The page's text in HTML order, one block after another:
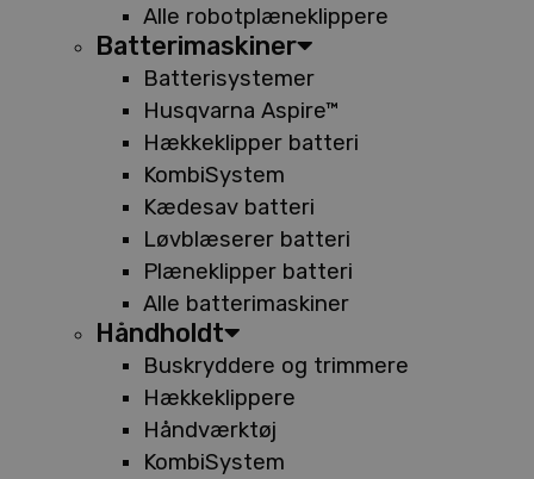
Alle robotplæneklippere
Batterimaskiner
Batterisystemer
Husqvarna Aspire™
Hækkeklipper batteri
KombiSystem
Kædesav batteri
Løvblæserer batteri
Plæneklipper batteri
Alle batterimaskiner
Håndholdt
Buskryddere og trimmere
Hækkeklippere
Håndværktøj
KombiSystem